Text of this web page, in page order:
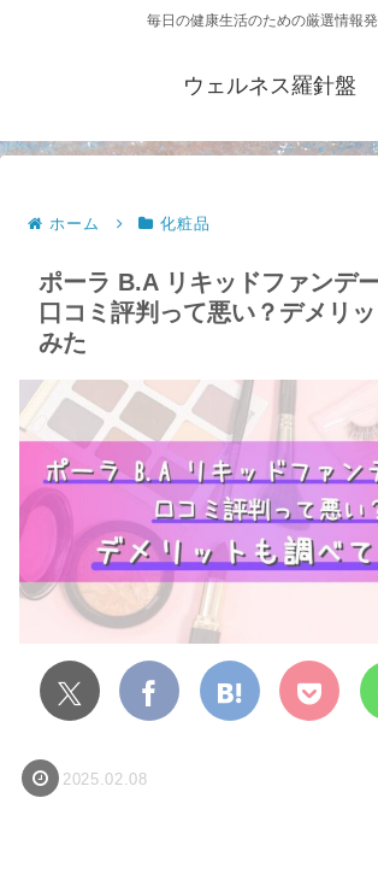
毎日の健康生活のための厳選情報
ウェルネス羅針盤
ホーム 化粧品
ポーラ B.A リキッドファンデ
口コミ評判って悪い？デメリ
みた
2025.02.08